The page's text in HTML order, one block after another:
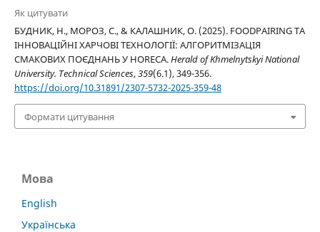
Як цитувати
БУДНИК, Н., МОРОЗ, С., & КАЛАШНИК, О. (2025). FOODPAIRING ТА
ІННОВАЦІЙНІ ХАРЧОВІ ТЕХНОЛОГІЇ: АЛГОРИТМІЗАЦІЯ
СМАКОВИХ ПОЄДНАНЬ У HORECA.Herald of Khmelnytskyi National
University. Technical Sciences,359(6.1), 349-356.
https://doi.org/10.31891/2307-5732-2025-359-48
Формати цитування
Мова
English
Українська